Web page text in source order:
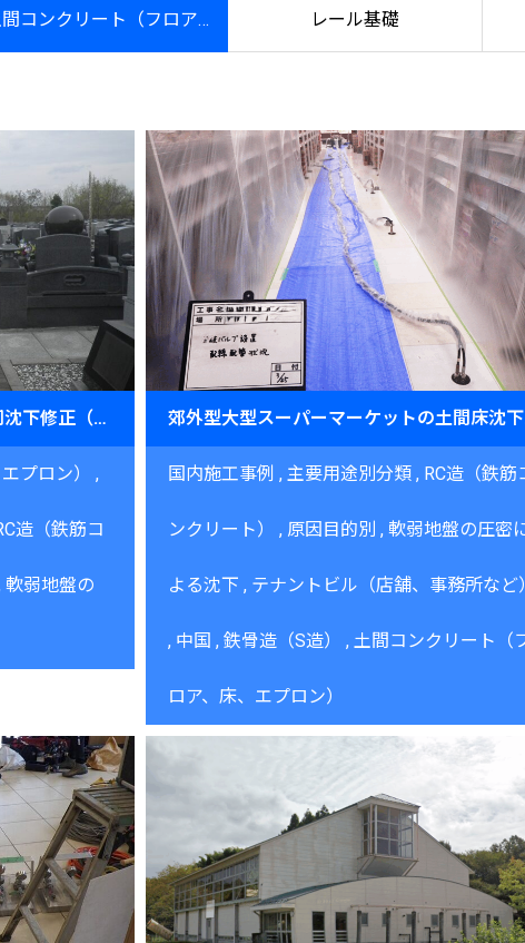
民家など）
コンクリート（フロア、 レール基礎
軟弱地盤による霊苑造成地の不同沈下修正（埼玉県）～GSIS工法＋JOG工法による支持力回復と不陸調整～
プロン）
造（鉄筋コ
軟弱地盤の
郊外型大型
国内施工事例 主要用途別分類 RC造（鉄筋
ンクリート） 原因目的別 軟弱地盤の圧密
よる沈下 テナントビル（店舗、事務所など）
中国 鉄骨造（S造） 土間コンクリート（
ロア、床、エプロン）